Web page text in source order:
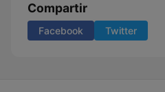
Compartir
Facebook Twitter